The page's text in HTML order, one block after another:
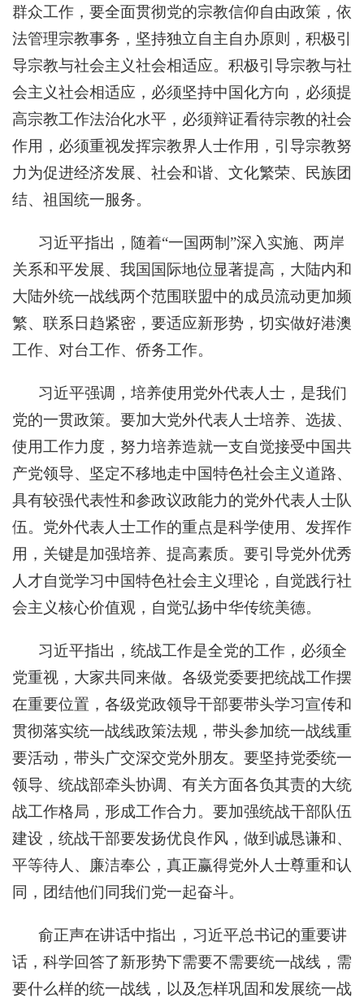
群众工作，要全面贯彻党的宗教信仰自由政策，依
法管理宗教事务，坚持独立自主自办原则，积极引
导宗教与社会主义社会相适应。积极引导宗教与社
会主义社会相适应，必须坚持中国化方向，必须提
高宗教工作法治化水平，必须辩证看待宗教的社会
作用，必须重视发挥宗教界人士作用，引导宗教努
力为促进经济发展、社会和谐、文化繁荣、民族团
结、祖国统一服务。
习近平指出，随着“一国两制”深入实施、两岸
关系和平发展、我国国际地位显著提高，大陆内和
大陆外统一战线两个范围联盟中的成员流动更加频
繁、联系日趋紧密，要适应新形势，切实做好港澳
工作、对台工作、侨务工作。
习近平强调，培养使用党外代表人士，是我们
党的一贯政策。要加大党外代表人士培养、选拔、
使用工作力度，努力培养造就一支自觉接受中国共
产党领导、坚定不移地走中国特色社会主义道路、
具有较强代表性和参政议政能力的党外代表人士队
伍。党外代表人士工作的重点是科学使用、发挥作
用，关键是加强培养、提高素质。要引导党外优秀
人才自觉学习中国特色社会主义理论，自觉践行社
会主义核心价值观，自觉弘扬中华传统美德。
习近平指出，统战工作是全党的工作，必须全
党重视，大家共同来做。各级党委要把统战工作摆
在重要位置，各级党政领导干部要带头学习宣传和
贯彻落实统一战线政策法规，带头参加统一战线重
要活动，带头广交深交党外朋友。要坚持党委统一
领导、统战部牵头协调、有关方面各负其责的大统
战工作格局，形成工作合力。要加强统战干部队伍
建设，统战干部要发扬优良作风，做到诚恳谦和、
平等待人、廉洁奉公，真正赢得党外人士尊重和认
同，团结他们同我们党一起奋斗。
俞正声在讲话中指出，习近平总书记的重要讲
话，科学回答了新形势下需要不需要统一战线，需
要什么样的统一战线，以及怎样巩固和发展统一战